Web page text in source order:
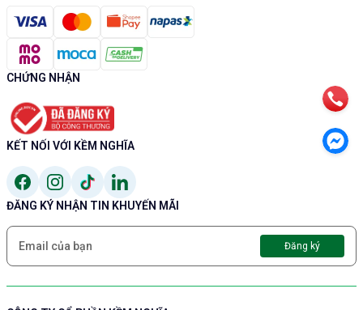
CHỨNG NHẬN
KẾT NỐI VỚI KỀM NGHĨA
ĐĂNG KÝ NHẬN TIN KHUYẾN MÃI
Đăng ký